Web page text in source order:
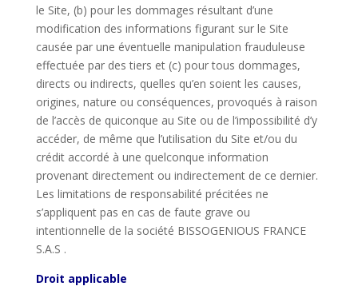
le Site, (b) pour les dommages résultant d’une
modification des informations figurant sur le Site
causée par une éventuelle manipulation frauduleuse
effectuée par des tiers et (c) pour tous dommages,
directs ou indirects, quelles qu’en soient les causes,
origines, nature ou conséquences, provoqués à raison
de l’accès de quiconque au Site ou de l’impossibilité d’y
accéder, de même que l’utilisation du Site et/ou du
crédit accordé à une quelconque information
provenant directement ou indirectement de ce dernier.
Les limitations de responsabilité précitées ne
s’appliquent pas en cas de faute grave ou
intentionnelle de la société BISSOGENIOUS FRANCE
S.A.S .
Droit applicable